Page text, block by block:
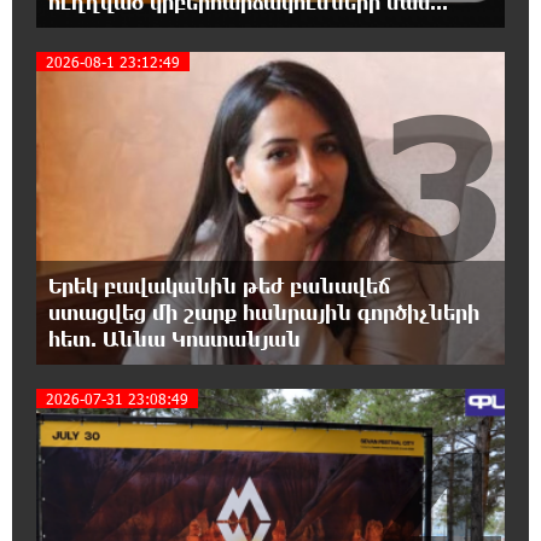
Tete A Tete նախագծի շրջանակներում
Նարեկ Կարապետյանը հարցազրույց է տվել
22:17:04 5-08-2026
Կեղծ էջով քաղաքացիներին առաջարկվում
է մասնակցել խաղարկության․ զգուշացում
21:59:34 5-08-2026
Հարավային Լիբանանում պայթյունի
հետևանքով զոհվել է առնվազն երկու
Բախվել են «Jeep»-ն ու «Ford»-ը. կա 4
վիրավոր
2026-08-1 23:12:49
Երեկ բավականին թեժ բանավեճ
ստացվեց մի շարք հանրային գործիչների
հետ. Աննա Կոստանյան
3
2026-07-31 23:08:49